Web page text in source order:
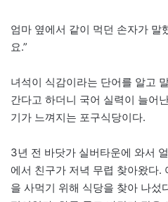
엄마 옆에서 같이 먹던 손자가 말
요.”
녀석이 식감이라는 단어를 알고
간다고 하더니 국어 실력이 늘어
기가 느껴지는 포구식당이다.
3년 전 바닷가 실버타운에 와서
에서 친구가 저녁 무렵 찾아왔다.
을 사먹기 위해 식당을 찾아 나섰